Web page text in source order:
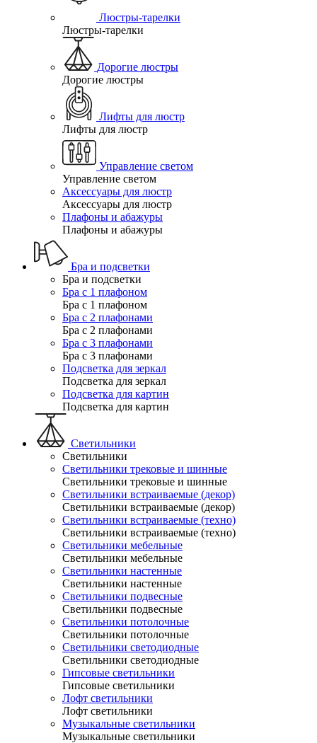
Люстры-тарелки
Люстры-тарелки
Дорогие люстры
Дорогие люстры
Лифты для люстр
Лифты для люстр
Управление светом
Управление светом
Аксессуары для люстр
Аксессуары для люстр
Плафоны и абажуры
Плафоны и абажуры
Бра и подсветки
Бра и подсветки
Бра с 1 плафоном
Бра с 1 плафоном
Бра с 2 плафонами
Бра с 2 плафонами
Бра с 3 плафонами
Бра с 3 плафонами
Подсветка для зеркал
Подсветка для зеркал
Подсветка для картин
Подсветка для картин
Светильники
Светильники
Светильники трековые и шинные
Светильники трековые и шинные
Светильники встраиваемые (декор)
Светильники встраиваемые (декор)
Светильники встраиваемые (техно)
Светильники встраиваемые (техно)
Светильники мебельные
Светильники мебельные
Светильники настенные
Светильники настенные
Светильники подвесные
Светильники подвесные
Светильники потолочные
Светильники потолочные
Светильники светодиодные
Светильники светодиодные
Гипсовые светильники
Гипсовые светильники
Лофт светильники
Лофт светильники
Музыкальные светильники
Музыкальные светильники